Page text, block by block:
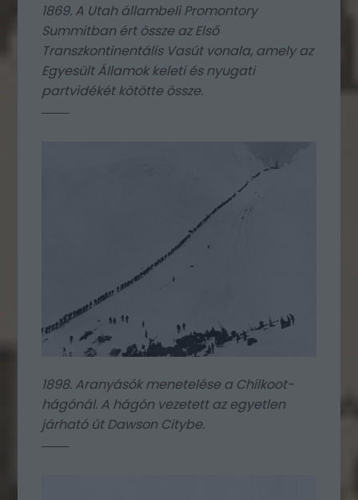
1869. A Utah állambeli Promontory
Summitban ért össze az Első
Transzkontinentális Vasút vonala, amely az
Egyesült Államok keleti és nyugati
partvidékét kötötte össze.
1898. Aranyásók menetelése a Chilkoot-
hágónál. A hágón vezetett az egyetlen
járható út Dawson Citybe.